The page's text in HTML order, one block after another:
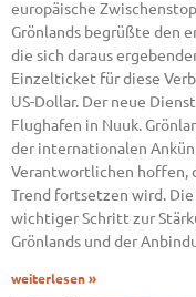
europäische
Grönlands begrüßte den
die sich daraus
Einzelticket für diese
US-Dollar. Der neue
Flughafen in Nuuk.
der internationalen
Verantwortlichen hoffen,
Trend fortsetzen wird.
wichtiger Schritt zur
Grönlands und der
weiterlesen »